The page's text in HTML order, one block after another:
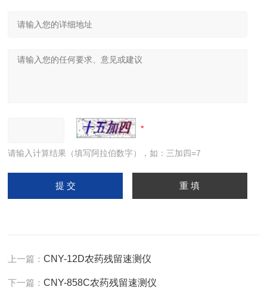
请输入计算结果（填写阿拉伯数字），如：三加四=7
上一篇：CNY-12D农药残留速测仪
下一篇：CNY-858C农药残留速测仪